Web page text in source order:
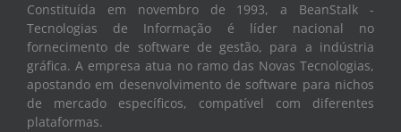
Constituída em novembro de 1993, a BeanStalk -
Tecnologias de Informação é líder nacional no
fornecimento de software de gestão, para a indústria
gráfica. A empresa atua no ramo das Novas Tecnologias,
apostando em desenvolvimento de software para nichos
de mercado específicos, compatível com diferentes
plataformas.